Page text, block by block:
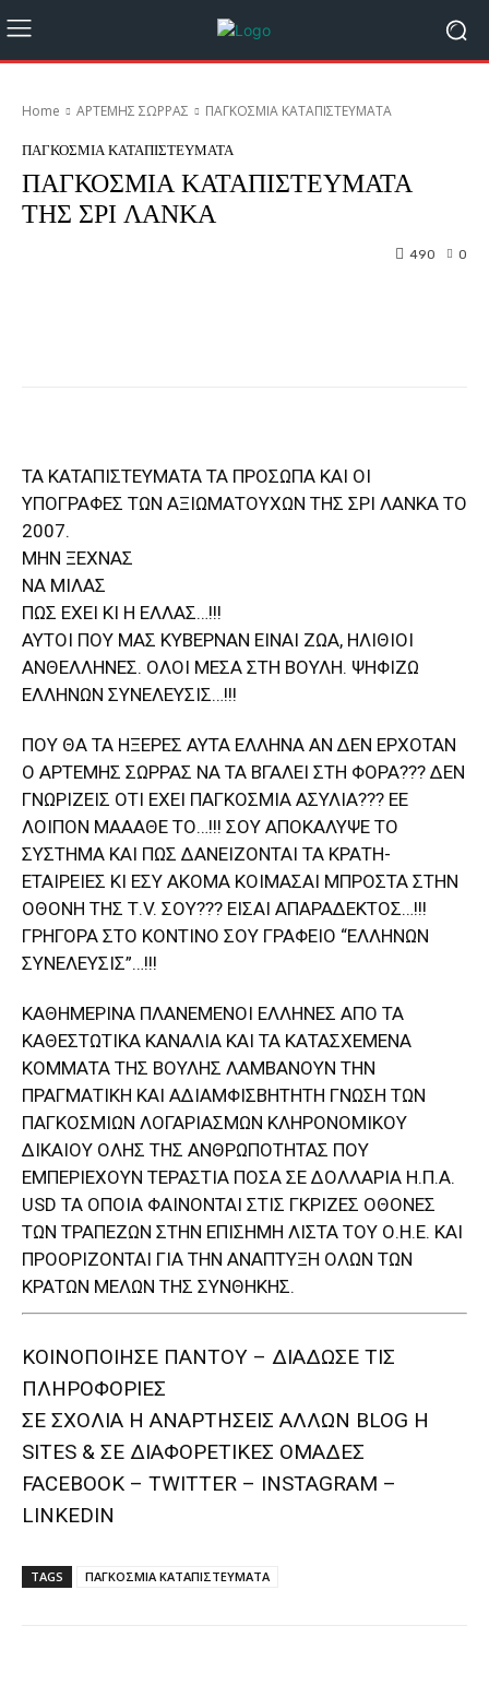
Home ΑΡΤΕΜΗΣ ΣΩΡΡΑΣ ΠΑΓΚΟΣΜΙΑ ΚΑΤΑΠΙΣΤΕΥΜΑΤΑ
ΠΑΓΚΟΣΜΙΑ ΚΑΤΑΠΙΣΤΕΥΜΑΤΑ
ΠΑΓΚΟΣΜΙΑ ΚΑΤΑΠΙΣΤΕΥΜΑΤΑ
ΤΗΣ ΣΡΙ ΛΑΝΚΑ
0
490
ΤΑ ΚΑΤΑΠΙΣΤΕΥΜΑΤΑ ΤΑ ΠΡΟΣΩΠΑ ΚΑΙ ΟΙ
ΥΠΟΓΡΑΦΕΣ ΤΩΝ ΑΞΙΩΜΑΤΟΥΧΩΝ ΤΗΣ ΣΡΙ ΛΑΝΚΑ ΤΟ
2007.
ΜΗΝ ΞΕΧΝΑΣ
ΝΑ ΜΙΛΑΣ
ΠΩΣ ΕΧΕΙ ΚΙ Η ΕΛΛΑΣ…!!!
ΑΥΤΟΙ ΠΟΥ ΜΑΣ ΚΥΒΕΡΝΑΝ ΕΙΝΑΙ ΖΩΑ, ΗΛΙΘΙΟΙ
ΑΝΘΕΛΛΗΝΕΣ. ΟΛΟΙ ΜΕΣΑ ΣΤΗ ΒΟΥΛΗ. ΨΗΦΙΖΩ
ΕΛΛΗΝΩΝ ΣΥΝΕΛΕΥΣΙΣ…!!!
ΠΟΥ ΘΑ ΤΑ ΗΞΕΡΕΣ ΑΥΤΑ ΕΛΛΗΝΑ ΑΝ ΔΕΝ ΕΡΧΟΤΑΝ
Ο ΑΡΤΕΜΗΣ ΣΩΡΡΑΣ ΝΑ ΤΑ ΒΓΑΛΕΙ ΣΤΗ ΦΟΡΑ??? ΔΕΝ
ΓΝΩΡΙΖΕΙΣ ΟΤΙ ΕΧΕΙ ΠΑΓΚΟΣΜΙΑ ΑΣΥΛΙΑ??? ΕΕ
ΛΟΙΠΟΝ ΜΑΑΑΘΕ ΤΟ…!!! ΣΟΥ ΑΠΟΚΑΛΥΨΕ ΤΟ
ΣΥΣΤΗΜΑ ΚΑΙ ΠΩΣ ΔΑΝΕΙΖΟΝΤΑΙ ΤΑ ΚΡΑΤΗ-
ΕΤΑΙΡΕΙΕΣ ΚΙ ΕΣΥ ΑΚΟΜΑ ΚΟΙΜΑΣΑΙ ΜΠΡΟΣΤΑ ΣΤΗΝ
ΟΘΟΝΗ ΤΗΣ Τ.V. ΣΟΥ??? ΕΙΣΑΙ ΑΠΑΡΑΔΕΚΤΟΣ…!!!
ΓΡΗΓΟΡΑ ΣΤΟ ΚΟΝΤΙΝΟ ΣΟΥ ΓΡΑΦΕΙΟ “ΕΛΛΗΝΩΝ
ΣΥΝΕΛΕΥΣΙΣ”…!!!
ΚΑΘΗΜΕΡΙΝΑ ΠΛΑΝΕΜΕΝΟΙ ΕΛΛΗΝΕΣ ΑΠΟ ΤΑ
ΚΑΘΕΣΤΩΤΙΚΑ ΚΑΝΑΛΙΑ ΚΑΙ ΤΑ ΚΑΤΑΣΧΕΜΕΝΑ
ΚΟΜΜΑΤΑ ΤΗΣ ΒΟΥΛΗΣ ΛΑΜΒΑΝΟΥΝ ΤΗΝ
ΠΡΑΓΜΑΤΙΚΗ ΚΑΙ ΑΔΙΑΜΦΙΣΒΗΤΗΤΗ ΓΝΩΣΗ ΤΩΝ
ΠΑΓΚΟΣΜΙΩΝ ΛΟΓΑΡΙΑΣΜΩΝ ΚΛΗΡΟΝΟΜΙΚΟΥ
ΔΙΚΑΙΟΥ ΟΛΗΣ ΤΗΣ ΑΝΘΡΩΠΟΤΗΤΑΣ ΠΟΥ
ΕΜΠΕΡΙΕΧΟΥΝ ΤΕΡΑΣΤΙΑ ΠΟΣΑ ΣΕ ΔΟΛΛΑΡΙΑ Η.Π.Α.
USD ΤΑ ΟΠΟΙΑ ΦΑΙΝΟΝΤΑΙ ΣΤΙΣ ΓΚΡΙΖΕΣ ΟΘΟΝΕΣ
ΤΩΝ ΤΡΑΠΕΖΩΝ ΣΤΗΝ ΕΠΙΣΗΜΗ ΛΙΣΤΑ ΤΟΥ Ο.Η.Ε. ΚΑΙ
ΠΡΟΟΡΙΖΟΝΤΑΙ ΓΙΑ ΤΗΝ ΑΝΑΠΤΥΞΗ ΟΛΩΝ ΤΩΝ
ΚΡΑΤΩΝ ΜΕΛΩΝ ΤΗΣ ΣΥΝΘΗΚΗΣ.
ΚΟΙΝΟΠΟΙΗΣΕ ΠΑΝΤΟΥ – ΔΙΑΔΩΣΕ ΤΙΣ
ΠΛΗΡΟΦΟΡΙΕΣ
ΣΕ ΣΧΟΛΙΑ H ΑΝAΡΤΗΣΕΙΣ ΑΛΛΩΝ BLOG H
SITES & ΣΕ ΔΙΑΦΟΡΕTIKEΣ ΟΜΑΔΕΣ
FACEBOOK – TWITTER – INSTAGRAM –
LINKEDIN
TAGS ΠΑΓΚΟΣΜΙΑ ΚΑΤΑΠΙΣΤΕΥΜΑΤΑ